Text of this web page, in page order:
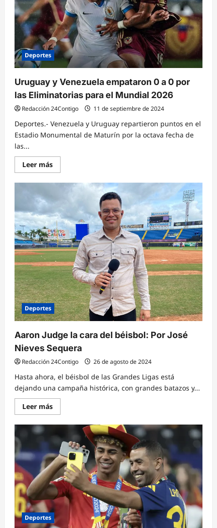
del
Hotel
Manantial
Valencia
Deportes
Uruguay y Venezuela empataron 0 a 0 por
las Eliminatorias para el Mundial 2026
Redacción 24Contigo 11 de septiembre de 2024
Deportes.- Venezuela y Uruguay repartieron puntos en el
Estadio Monumental de Maturín por la octava fecha de
las...
Leer másLee
más
Uruguay
0
a
0
por
las
Eliminatorias
para
el
Mundial
2026
Deportes
Aaron Judge la cara del béisbol: Por José
Nieves Sequera
Redacción 24Contigo 26 de agosto de 2024
Hasta ahora, el béisbol de las Grandes Ligas está
dejando una campaña histórica, con grandes batazos y...
Leer másLee
más
Aaron
la
cara
del
béisbol:
Por
José
Nieves
Sequera
Deportes